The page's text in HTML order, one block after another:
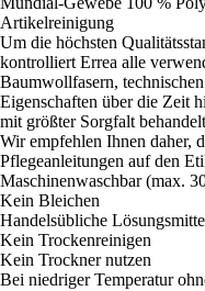
Artikelreinigung
Um die höchsten
kontrolliert Errea alle
Baumwollfasern,
Eigenschaften über die Zeit
mit größter Sorgfalt
Wir empfehlen Ihnen daher,
Pflegeanleitungen auf den
Maschinenwaschbar (max.
Kein Bleichen
Handelsübliche
Kein Trockenreinigen
Kein Trockner nutzen
Bei niedriger Temperatur